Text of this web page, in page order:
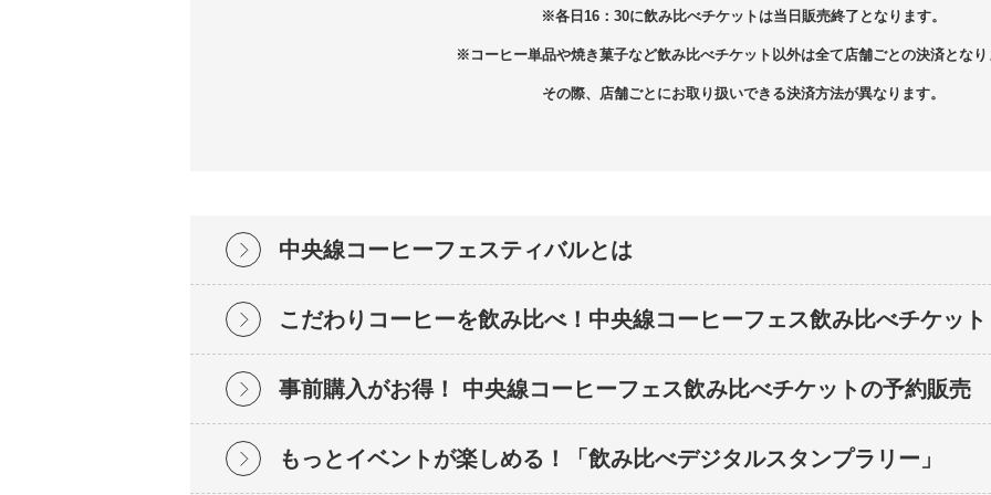
※各日16：30に飲み比べチケットは当日販売終了となります。
※コーヒー単品や焼き菓子など飲み比べチケット以外は全て店舗ごとの決済となり
その際、店舗ごとにお取り扱いできる決済方法が異なります。
中央線コーヒーフェスティバルとは
こだわりコーヒーを飲み比べ！中央線コーヒーフェス飲み比べチケット
事前購入がお得！ 中央線コーヒーフェス飲み比べチケットの予約販売
もっとイベントが楽しめる！「飲み比べデジタルスタンプラリー」